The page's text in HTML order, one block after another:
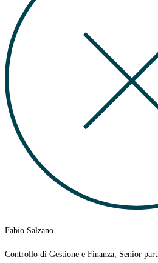
Fabio Salzano
Controllo di Gestione e Finanza, Senior